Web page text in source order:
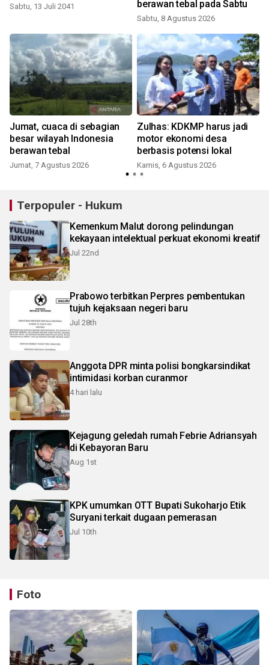
Sabtu, 13 Juli 2041 berawan tebal pada Sabtu
Sabtu, 8 Agustus 2026
Jumat, cuaca di sebagian
besar wilayah Indonesia
berawan tebal
Jumat, 7 Agustus 2026
Zulhas: KDKMP harus jadi
motor ekonomi desa
berbasis potensi lokal
Kamis, 6 Agustus 2026
Terpopuler - Hukum
Kemenkum Malut dorong pelindungan
kekayaan intelektual perkuat ekonomi kreatif
Jul 22nd
Prabowo terbitkan Perpres pembentukan
tujuh kejaksaan negeri baru
Jul 28th
Anggota DPR minta polisi bongkarsindikat
intimidasi korban curanmor
4 hari lalu
Kejagung geledah rumah Febrie Adriansyah
di Kebayoran Baru
Aug 1st
KPK umumkan OTT Bupati Sukoharjo Etik
Suryani terkait dugaan pemerasan
Jul 10th
Foto